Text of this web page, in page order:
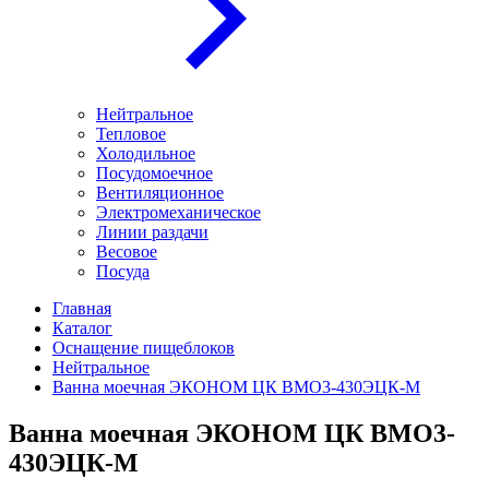
Нейтральное
Тепловое
Холодильное
Посудомоечное
Вентиляционное
Электромеханическое
Линии раздачи
Весовое
Посуда
Главная
Каталог
Оснащение пищеблоков
Нейтральное
Ванна моечная ЭКОНОМ ЦК ВМО3-430ЭЦК-М
Ванна моечная ЭКОНОМ ЦК ВМО3-
430ЭЦК-М